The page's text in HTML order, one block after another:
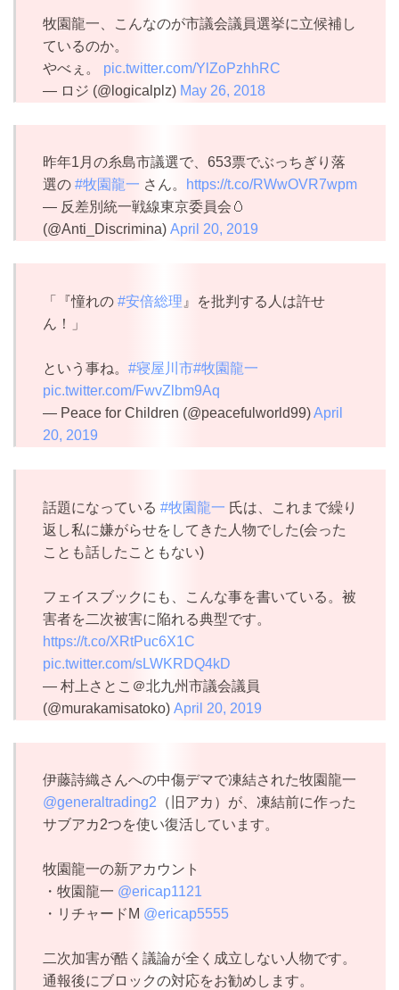
牧園龍一、こんなのが市議会議員選挙に立候補し
ているのか。
やべぇ。 pic.twitter.com/YlZoPzhhRC
— ロジ (@logicalplz) May 26, 2018
昨年1月の糸島市議選で、653票でぶっちぎり落
選の #牧園龍一 さん。
https://t.co/RWwOVR7wpm
— 反差別統一戦線東京委員会🥚
(@Anti_Discrimina) April 20, 2019
「『憧れの #安倍総理 』を批判する人は許せ
ん！」
という事ね。 #寝屋川市#牧園龍一
pic.twitter.com/FwvZlbm9Aq
— Peace for Children (@peacefulworld99)April
20, 2019
話題になっている #牧園龍一 氏は、これまで繰り
返し私に嫌がらせをしてきた人物でした(会った
ことも話したこともない)
フェイスブックにも、こんな事を書いている。被
害者を二次被害に陥れる典型です。
https://t.co/XRtPuc6X1C
pic.twitter.com/sLWKRDQ4kD
— 村上さとこ＠北九州市議会議員
(@murakamisatoko) April 20, 2019
伊藤詩織さんへの中傷デマで凍結された牧園龍一
@generaltrading2 （旧アカ）が、凍結前に作った
サブアカ2つを使い復活しています。
牧園龍一の新アカウント
・牧園龍一 @ericap1121
・リチャードM @ericap5555
二次加害が酷く議論が全く成立しない人物です。
通報後にブロックの対応をお勧めします。